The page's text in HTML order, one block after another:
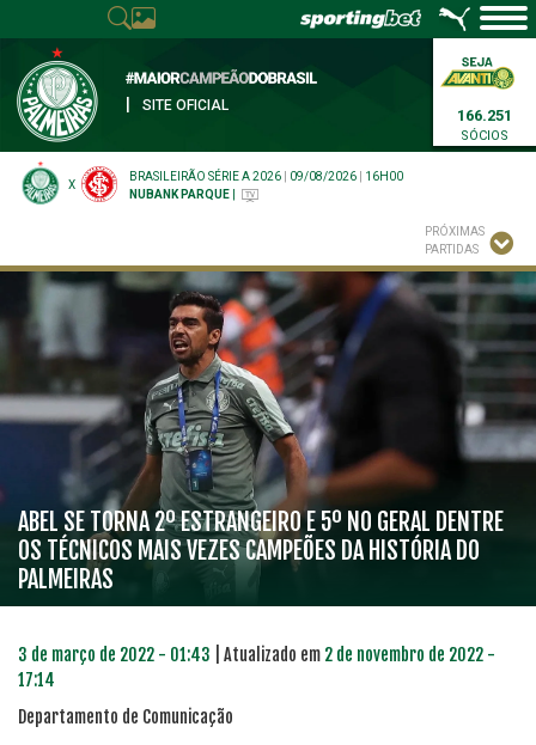
SITE OFICIAL
166.251
SÓCIOS
X
BRASILEIRÃO SÉRIE A 2026 09/08/2026
16H00
NUBANK PARQUE
PRÓXIMAS
PARTIDAS
ABEL SE TORNA 2º ESTRANGEIRO E 5º NO GERAL DENTRE
OS TÉCNICOS MAIS VEZES CAMPEÕES DA HISTÓRIA DO
PALMEIRAS
3 de março de 2022 - 01:43 | Atualizado em 2 de novembro de 2022 -
17:14
Departamento de Comunicação